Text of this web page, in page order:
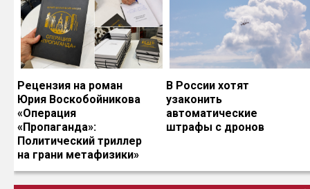
Рецензия на роман
Юрия Воскобойникова
«Операция
«Пропаганда»:
Политический триллер
на грани метафизики»
В России хотят
узаконить
автоматические
штрафы с дронов